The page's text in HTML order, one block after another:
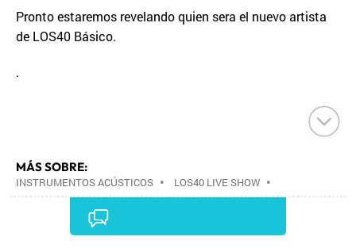
Pronto estaremos revelando quien sera el nuevo artista
de LOS40 Básico.
.
MÁS SOBRE:
INSTRUMENTOS ACÚSTICOS • LOS40 LIVE SHOW •
CONCIERTOS•LOS40•EVENTOS MUSICALES•
•AGENDA CULTURAL
•PRISA MEDIA•MÚSICA•GRUPO